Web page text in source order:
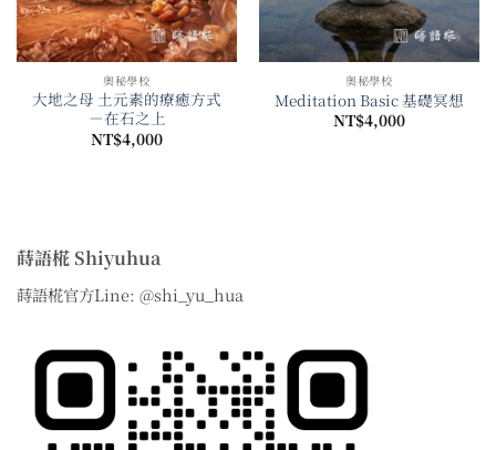
奧秘學校
大地之母 土元素的療癒方式
－在石之上
NT$4,000
奧秘學校
Meditation Basic 基礎冥想
NT$4,000
蒔語椛 Shiyuhua
蒔語椛官方Line: @shi_yu_hua